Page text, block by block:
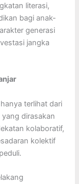
literasi,
bagi anak-
generasi
jangka
terlihat dari
dirasakan
kolaboratif,
kolektif